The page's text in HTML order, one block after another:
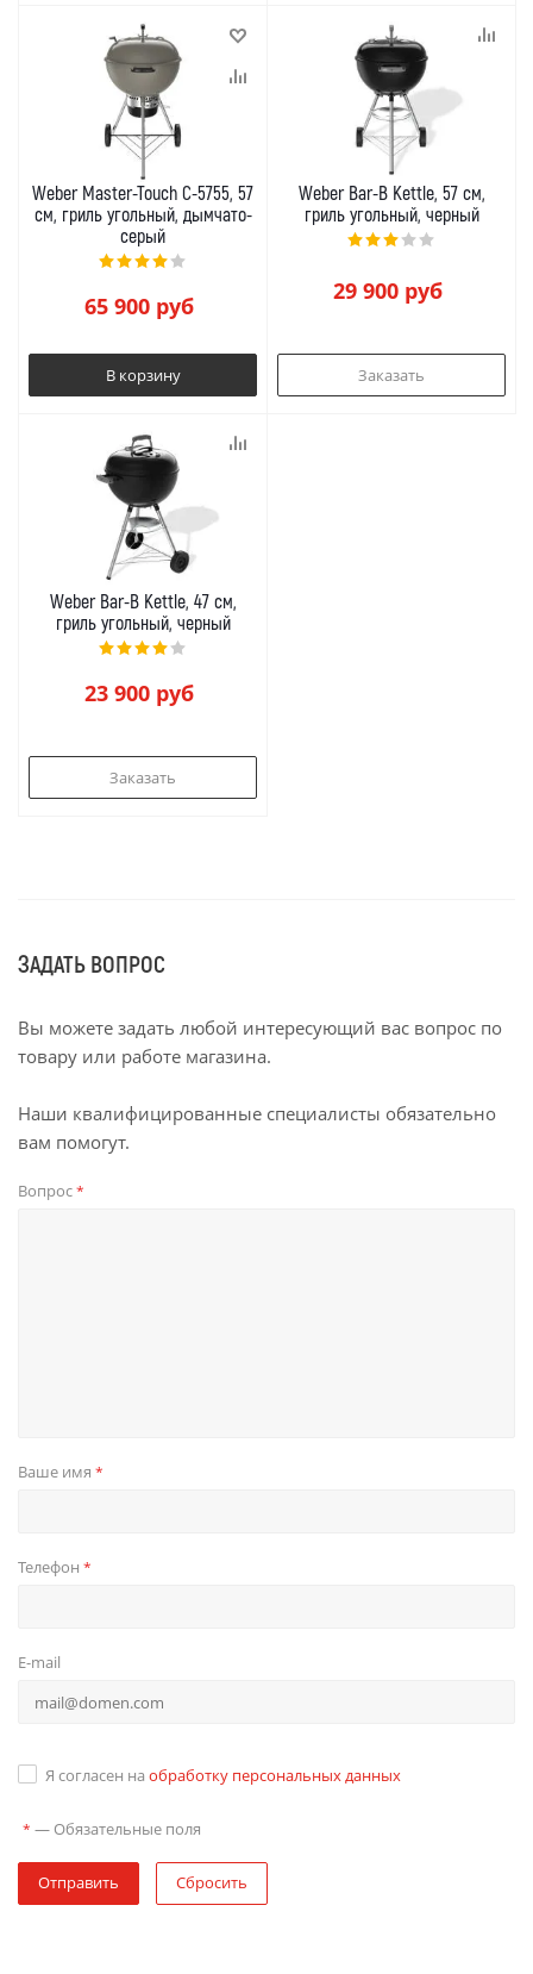
Weber Master-Touch C-5755, 57
см, гриль угольный, дымчато-
серый
65 900руб
В корзину
Weber Bar-B Kettle, 57 см,
гриль угольный, черный
29 900руб
Заказать
Weber Bar-B Kettle, 47 см,
гриль угольный, черный
23 900руб
Заказать
ЗАДАТЬ ВОПРОС
Вы можете задать любой интересующий вас вопрос по
товару или работе магазина.
Наши квалифицированные специалисты обязательно
вам помогут.
Вопрос*
Ваше имя *
Телефон *
E-mail
Я согласен на обработку персональных данных
* — Обязательные поля
Отправить Сбросить